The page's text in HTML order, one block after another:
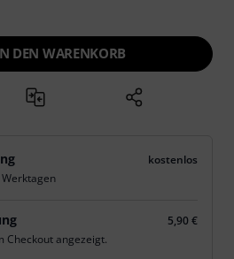
DEN WARENKORB
kostenlos
5,90 €
Checkout angezeigt.